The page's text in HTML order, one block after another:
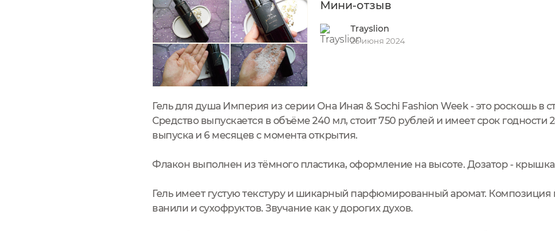
Мини-отзыв
Trayslion
26 июня 2024
Гель для душа Империя из серии Она Иная & Sochi Fashion Week - это роскошь в
Средство выпускается в объёме 240 мл, стоит 750 рублей и имеет срок годности
выпуска и 6 месяцев с момента открытия.
Флакон выполнен из тёмного пластика, оформление на высоте. Дозатор -
Гель имеет густую текстуру и шикарный парфюмированный аромат. Композиция
ванили и сухофруктов. Звучание как у дорогих духов.